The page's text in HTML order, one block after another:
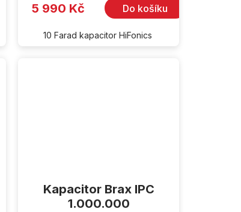
5 990 Kč Do košíku
10 Farad kapacitor HiFonics
Kapacitor Brax IPC
1.000.000